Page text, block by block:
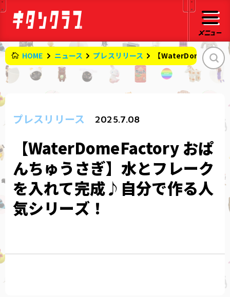
HOME ニュース プレスリリース 【
プレスリリース 2025.7.08
【WaterDomeFactory おぱ
んちゅうさぎ】水とフレーク
を入れて完成♪自分で作る人
気シリーズ！